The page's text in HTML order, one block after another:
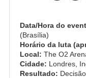
Data/Hora do
(Brasília)
Horário da luta
Local: The O2
Cidade: Londres,
Resultado: